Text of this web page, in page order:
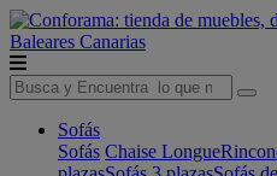
Baleares Canarias
Sofás
Sofás Chaise Longue